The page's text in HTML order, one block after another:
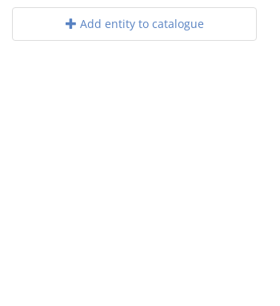
Add entity to catalogue